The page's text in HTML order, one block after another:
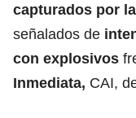
capturados por
señalados de
con explosivos
Inmediata, CAI,